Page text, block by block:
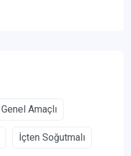
Genel Amaçlı
İçten Soğutmalı